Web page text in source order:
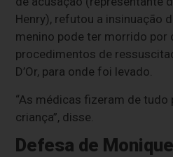
Henry), refutou a insinuação
menino pode ter morrido por
procedimentos de
D’Or, para onde foi levado.
“As médicas fizeram de tudo
criança”, disse.
Defesa de Monique